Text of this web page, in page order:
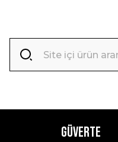
GÜVERTE